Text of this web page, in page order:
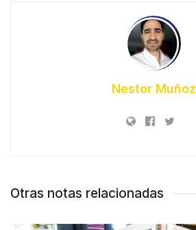
Nestor Muñoz
Otras notas relacionadas